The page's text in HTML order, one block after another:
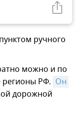
ручного
можно и по
регионы РФ. Он
дорожной